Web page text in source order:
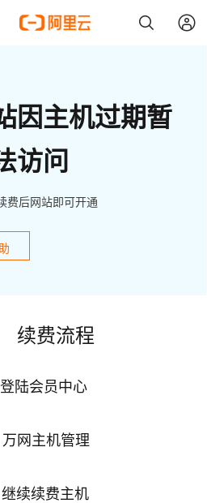
因主机过期暂
访问
费后网站即可开通
续费流程
登陆会员中心
万网主机管理
继续续费主机